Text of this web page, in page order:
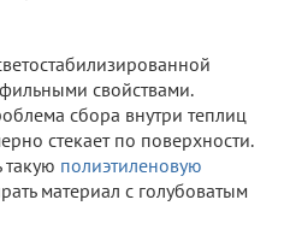
свойствами.
сбора внутри теплиц
стекает по поверхности.
полиэтиленовую
материал с голубоватым